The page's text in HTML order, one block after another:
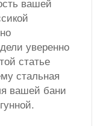
вашей
уверенно
статье
стальная
вашей бани